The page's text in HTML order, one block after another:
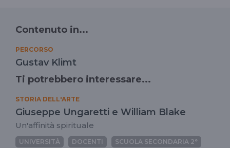
Contenuto in...
PERCORSO
Gustav Klimt
Ti potrebbero interessare...
STORIA DELL'ARTE
Giuseppe Ungaretti e William Blake
Un'affinità spirituale
UNIVERSITÀ DOCENTI SCUOLA SECONDARIA 2°